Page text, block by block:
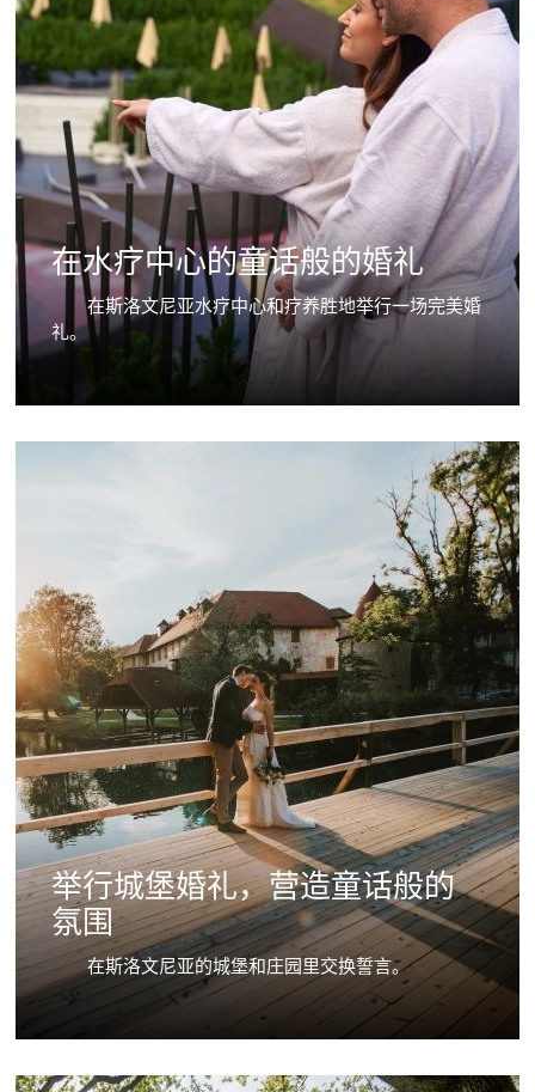
在水疗中心的童话般的婚礼
在斯洛文尼亚水疗中心和疗养胜地举行一场完美婚
礼。
举行城堡婚礼，营造童话般的
氛围
在斯洛文尼亚的城堡和庄园里交换誓言。